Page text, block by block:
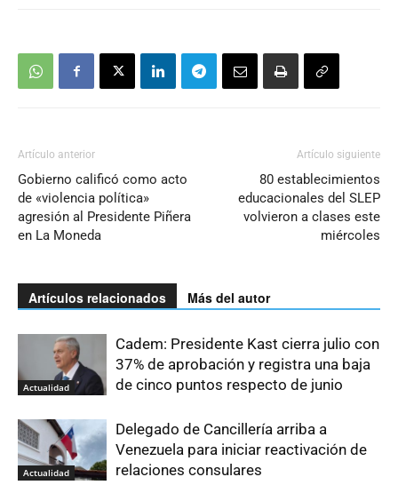
Artículo anterior
Gobierno calificó como acto
de «violencia política»
agresión al Presidente Piñera
en La Moneda
Artículo siguiente
80 establecimientos
educacionales del SLEP
volvieron a clases este
miércoles
Artículos relacionados Más del autor
Actualidad
Cadem: Presidente Kast cierra julio con
37% de aprobación y registra una baja
de cinco puntos respecto de junio
Actualidad
Delegado de Cancillería arriba a
Venezuela para iniciar reactivación de
relaciones consulares